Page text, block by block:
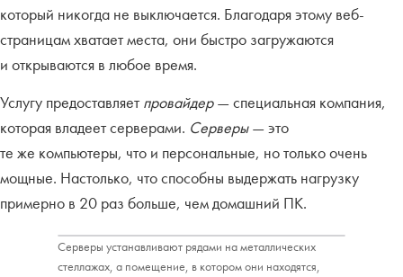
который никогда не выключается. Благодаря этому веб-
страницам хватает места, они быстро загружаются
и открываются в любое время.
Услугу предоставляетпровайдер— специальная компания,
которая владеет серверами. Серверы— это
те же компьютеры, что и персональные, но только очень
мощные. Настолько, что способны выдержать нагрузку
примерно в 20 раз больше, чем домашний ПК.
Серверы устанавливают рядами на металлических
стеллажах, а помещение, в котором они находятся,